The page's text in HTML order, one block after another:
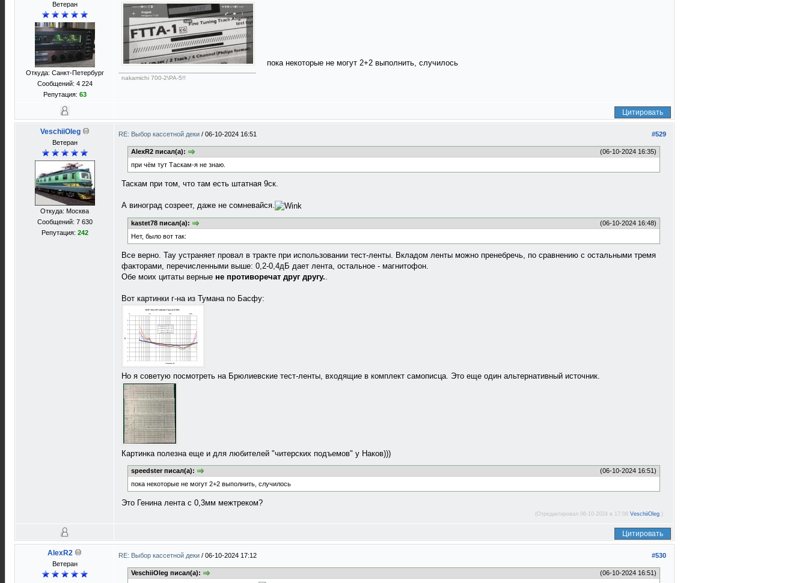
Ветеран
Откуда: Санкт-Петербург
Сообщений: 4 224
Репутация: 63
пока некоторые не могут 2+2 выполнить, случилось
nakamichi 700-2\PA-5!!
Цитировать
VeschiiOleg
Ветеран
Откуда: Москва
Сообщений: 7 630
Репутация: 242
#529
RE: Выбор кассетной деки / 06-10-2024 16:51
(06-10-2024 16:35)
AlexR2 писал(а):
при чём тут Таскам-я не знаю.
Таскам при том, что там есть штатная 9ск.
А виноград созреет, даже не сомневайся.
(06-10-2024 16:48)
kastet78 писал(а):
Нет, было вот так:
Все верно. Тау устраняет провал в тракте при использовании тест-ленты. Вкладом ленты можно пренебречь, по сравнению с остальными тремя
факторами, перечисленными выше: 0,2-0,4дБ дает лента, остальное - магнитофон.
Обе моих цитаты верные не противоречат друг другу.
Вот картинки г-на из Тумана по Басфу:
Но я советую посмотреть на Брюлиевские тест-ленты, входящие в комплект самописца. Это еще один альтернативный источник.
Картинка полезна еще и для любителей "читерских подъемов" у Наков)))
(06-10-2024 16:51)
speedster писал(а):
пока некоторые не могут 2+2 выполнить, случилось
Это Генина лента с 0,3мм межтреком?
(Отредактировал 06-10-2024 в 17:08 VeschiiOleg .)
Цитировать
AlexR2
Ветеран
#530
RE: Выбор кассетной деки / 06-10-2024 17:12
(06-10-2024 16:51)
VeschiiOleg писал(а):